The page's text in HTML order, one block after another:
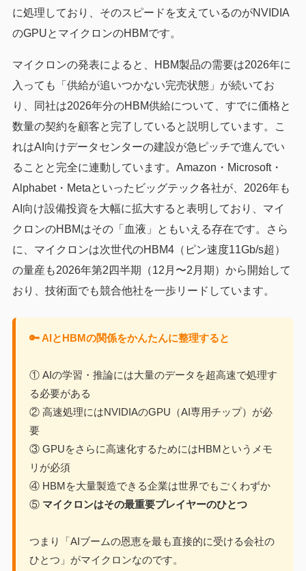
に処理しており、そのスピードを支えているのがNVIDIA
のGPUとマイクロンのHBMです。
マイクロンの発表によると、HBM製品の需要は2026年に
入っても「供給が追いつかない完売状態」が続いてお
り、同社は2026年分のHBM供給について、すでに価格と
数量の契約を顧客と完了していると説明しています。こ
れはAI向けデータセンターの建設が急ピッチで進んでい
ることと完全に連動しています。Amazon・Microsoft・
Alphabet・Metaといったビッグテック各社が、2026年も
AI向け設備投資を大幅に拡大すると表明しており、マイ
クロンのHBMはその「血液」ともいえる存在です。さら
に、マイクロンは次世代のHBM4（ピン速度11Gb/s超）
の量産も2026年第2四半期（12月〜2月期）から開始して
おり、技術面でも競合他社を一歩リードしています。
🔑 AIとHBMの関係をかんたんに整理すると
① AIの学習・推論には大量のデータを超高速で処理す
る必要がある
② 高速処理にはNVIDIAのGPU（AI専用チップ）が必
要
③ GPUをさらに高速化するためにはHBMというメモ
リが必須
④ HBMを大量製造できる企業は世界でもごくわずか
⑤ マイクロンはその最重要プレイヤーのひとつ
つまり「AIブームの恩恵を最も直接的に受ける会社の
ひとつ」がマイクロンなのです。